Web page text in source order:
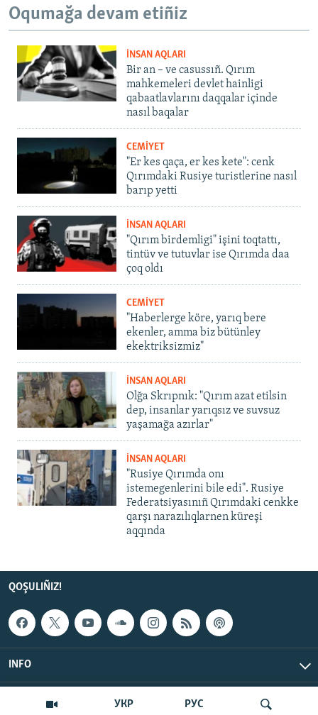
УКР РУС
Oqumağa devam etiñiz
İNSAN AQLARI
Bir an – ve casussıñ. Qırım
mahkemeleri devlet hainligi
qabaatlavlarını daqqalar içinde
nasıl baqalar
CEMİYET
"Er kes qaça, er kes kete": cenk
Qırımdaki Rusiye turistlerine nasıl
barıp yetti
İNSAN AQLARI
"Qırım birdemligi" işini toqtattı,
tintüv ve tutuvlar ise Qırımda daa
çoq oldı
CEMİYET
"Haberlerge köre, yarıq bere
ekenler, amma biz bütünley
ekektriksizmiz"
İNSAN AQLARI
Olğa Skrıpnık: "Qırım azat etilsin
dep, insanlar yarıqsız ve suvsuz
yaşamağa azırlar"
İNSAN AQLARI
"Rusiye Qırımda onı
istemegenlerini bile edi". Rusiye
Federatsiyasınıñ Qırımdaki cenkke
qarşı narazılıqlarnen küreşi
aqqında
QOŞULIÑIZ!
INFO
© Qırım.Aqiqat, 2026 | All Rights Reserved.